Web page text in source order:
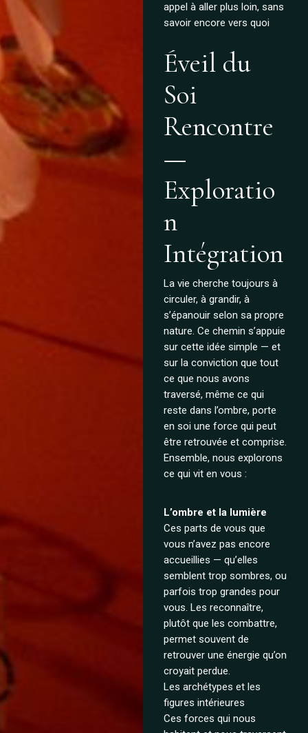
appel à aller plus loin, sans
savoir encore vers quoi
Éveil du
Soi
Rencontre
—
Exploratio
n
Intégration
La vie cherche toujours à
circuler, à grandir, à
s’épanouir selon sa propre
nature. Ce chemin s’appuie
sur cette idée simple — et
sur la conviction que tout
ce que nous avons
traversé, même ce qui
reste dans l’ombre, porte
en soi une force qui peut
être retrouvée et comprise.
Ensemble, nous explorons
ce qui vit en vous :
L’ombre et la lumière
Ces parts de vous que
vous n’avez pas encore
accueillies — qu’elles
semblent trop sombres, ou
parfois trop grandes pour
vous. Les reconnaître,
plutôt que les combattre,
permet souvent de
retrouver une énergie qu’on
croyait perdue.
Les archétypes et les
figures intérieures
Ces forces qui nous